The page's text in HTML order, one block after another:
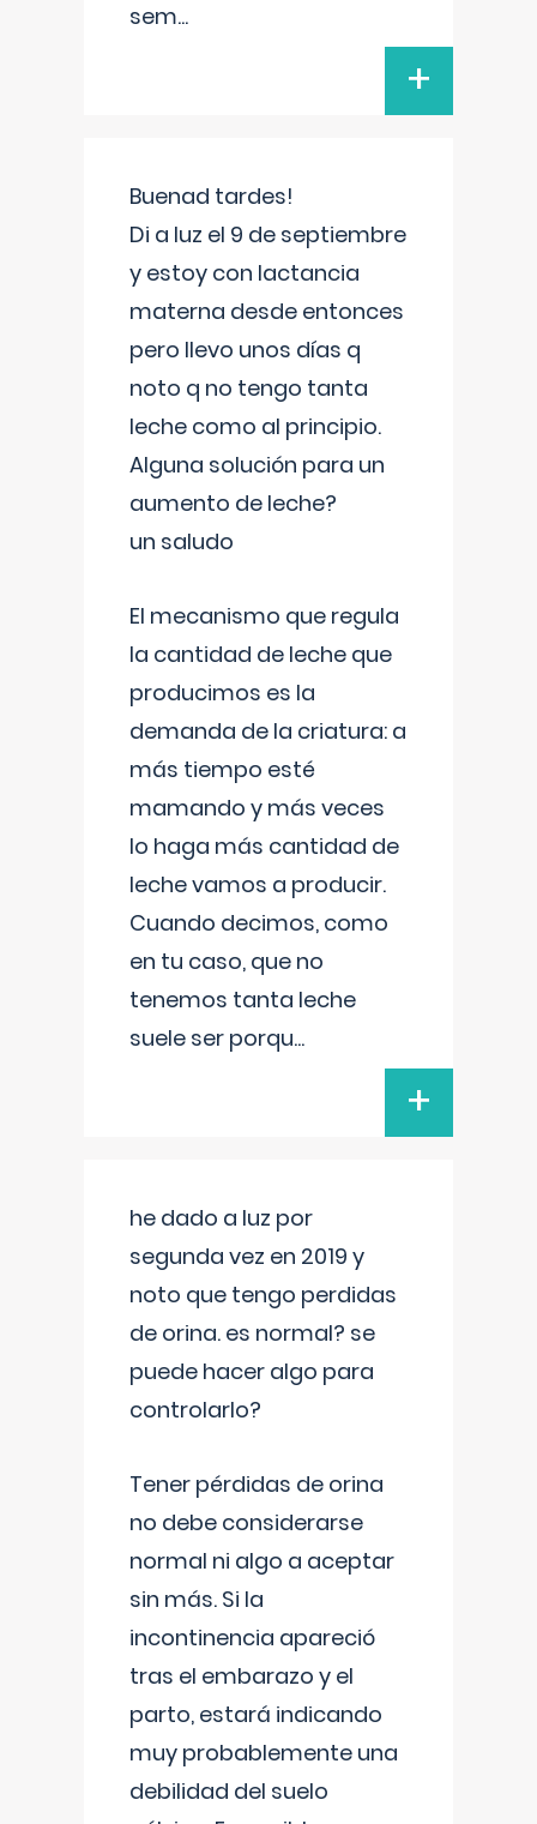
sem...
+
Buenad tardes!
Di a luz el 9 de septiembre
y estoy con lactancia
materna desde entonces
pero llevo unos días q
noto q no tengo tanta
leche como al principio.
Alguna solución para un
aumento de leche?
un saludo
El mecanismo que regula
la cantidad de leche que
producimos es la
demanda de la criatura: a
más tiempo esté
mamando y más veces
lo haga más cantidad de
leche vamos a producir.
Cuando decimos, como
en tu caso, que no
tenemos tanta leche
suele ser porqu...
+
he dado a luz por
segunda vez en 2019 y
noto que tengo perdidas
de orina. es normal? se
puede hacer algo para
controlarlo?
Tener pérdidas de orina
no debe considerarse
normal ni algo a aceptar
sin más. Si la
incontinencia apareció
tras el embarazo y el
parto, estará indicando
muy probablemente una
debilidad del suelo